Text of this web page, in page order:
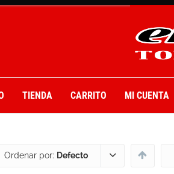
TIENDA CARRITO MI CUENTA
Ordenar por: Defecto